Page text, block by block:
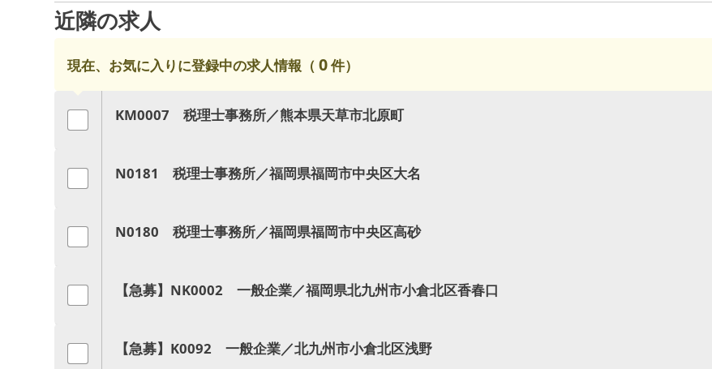
近隣の求人
現在、お気に入りに登録中の求人情報（ 0件）
KM0007 税理士事務所／熊本県天草市北原町
N0181 税理士事務所／福岡県福岡市中央区大名
N0180 税理士事務所／福岡県福岡市中央区高砂
【急募】NK0002 一般企業／福岡県北九州市小倉北区香春口
【急募】K0092 一般企業／北九州市小倉北区浅野